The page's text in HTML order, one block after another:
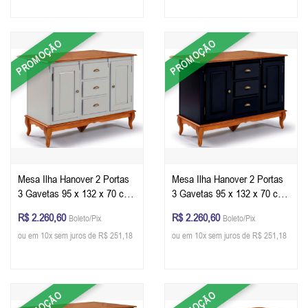
PROMOÇÃO
Mesa Ilha Hanover 2 Portas
3 Gavetas 95 x 132 x 70 cm
Imbuia Glazer
R$ 2.260,60 Boleto/Pix
ou em 10x sem juros de R$ 251,18
PROMOÇÃO
Mesa Ilha Hanover 2 Portas
3 Gavetas 95 x 132 x 70 cm
Imbuia Glazer
R$ 2.260,60 Boleto/Pix
ou em 10x sem juros de R$ 251,18